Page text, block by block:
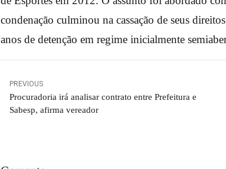
condenação culminou na cassação de seus
anos de detenção em regime inicialmente
PREVIOUS
Procuradoria irá analisar contrato entre Prefeitura e
Sabesp, afirma vereador